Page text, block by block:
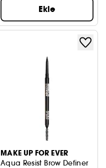
Ekle
MAKE UP FOR EVER
Aqua Resist Brow Definer